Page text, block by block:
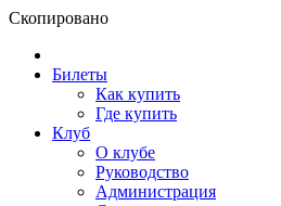
Скопировано
Билеты
Как купить
Где купить
Клуб
О клубе
Руководство
Администрация